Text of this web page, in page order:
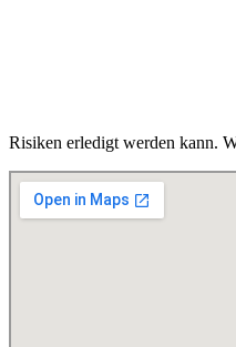
Risiken erledigt werden kann.